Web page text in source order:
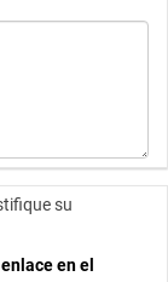
su
en el